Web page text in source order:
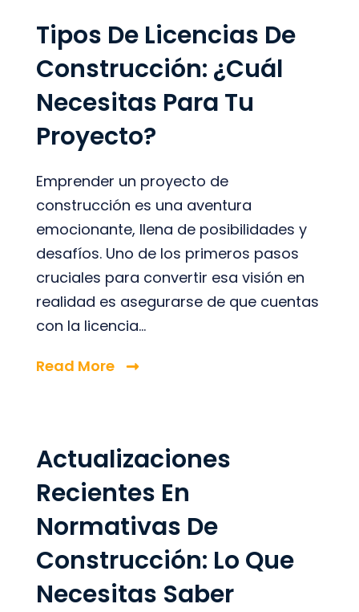
Tipos De Licencias De
Construcción: ¿Cuál
Necesitas Para Tu
Proyecto?
Emprender un proyecto de
construcción es una aventura
emocionante, llena de posibilidades y
desafíos. Uno de los primeros pasos
cruciales para convertir esa visión en
realidad es asegurarse de que cuentas
con la licencia...
Read More
Actualizaciones
Recientes En
Normativas De
Construcción: Lo Que
Necesitas Saber